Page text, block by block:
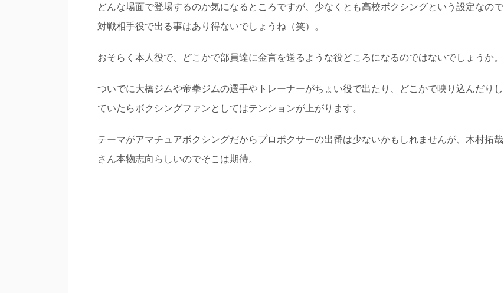
どんな場面で登場するのか気になるところですが、少なくとも高校ボクシングという設定なので
対戦相手役で出る事はあり得ないでしょうね（笑）。
おそらく本人役で、どこかで部員達に金言を送るような役どころになるのではないでしょうか。
ついでに大橋ジムや帝拳ジムの選手やトレーナーがちょい役で出たり、どこかで映り込んだりし
ていたらボクシングファンとしてはテンションが上がります。
テーマがアマチュアボクシングだからプロボクサーの出番は少ないかもしれませんが、木村拓哉
さん本物志向らしいのでそこは期待。